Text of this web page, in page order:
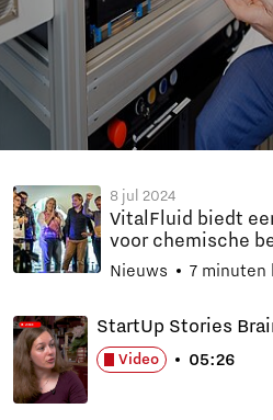
8 jul 2024
VitalFluid biedt
voor chemische
Nieuws 7 minuten
Video 05:26
StartUp Stories